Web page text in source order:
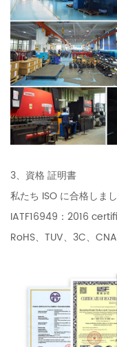
3、資格 証明書
私たち ISO に合格しま
IATF16949：2016
RoHS、TUV、3C、